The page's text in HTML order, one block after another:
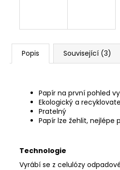
Popis Související (3)
Papír na první pohled
Ekologický a
Pratelný
Papír lze žehlit, nejlépe
Technologie
Vyrábí se z celulózy